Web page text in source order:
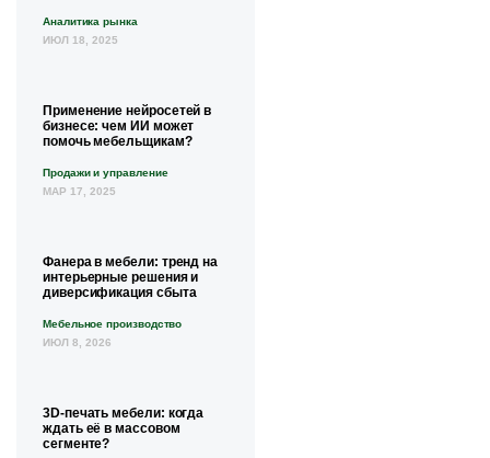
Аналитика рынка
ИЮЛ 18, 2025
Применение нейросетей в
бизнесе: чем ИИ может
помочь мебельщикам?
Продажи и управление
МАР 17, 2025
Фанера в мебели: тренд на
интерьерные решения и
диверсификация сбыта
Мебельное производство
ИЮЛ 8, 2026
3D-печать мебели: когда
ждать её в массовом
сегменте?